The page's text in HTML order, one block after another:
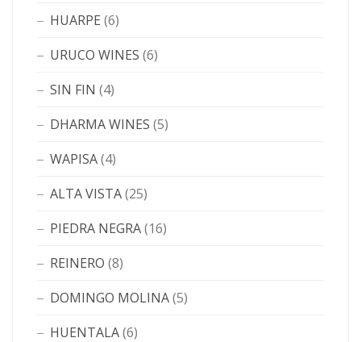
HUARPE (6)
URUCO WINES (6)
SIN FIN (4)
DHARMA WINES (5)
WAPISA(4)
ALTA VISTA(25)
PIEDRA NEGRA(16)
REINERO (8)
DOMINGO MOLINA(5)
HUENTALA(6)